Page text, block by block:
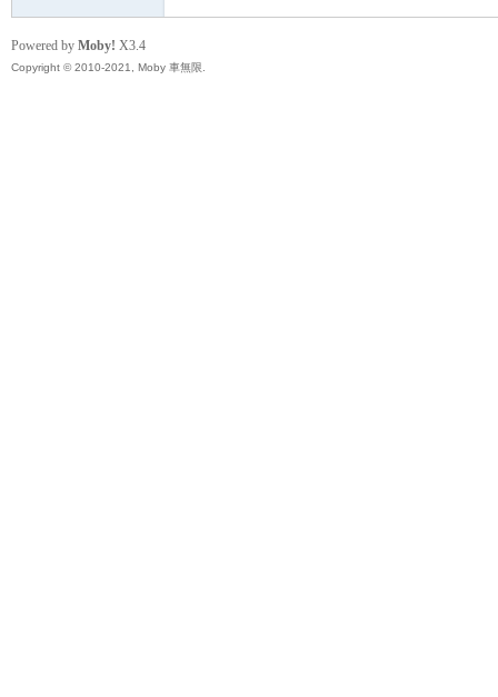
Powered by Moby! X3.4
Copyright © 2010-2021, Moby 車無限.